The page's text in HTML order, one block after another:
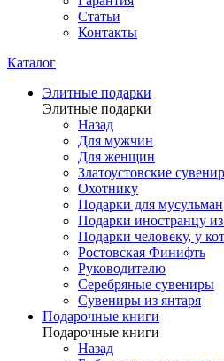
Статьи
Контакты
Каталог
Элитные подарки
Элитные подарки
Назад
Для мужчин
Для женщин
Златоустовские
Охотнику
Подарки для мусульман
Подарки иностранцу
Подарки человеку, у
Ростовская Финифть
Руководителю
Серебряные сувениры
Сувениры из янтаря
Подарочные книги
Подарочные книги
Назад